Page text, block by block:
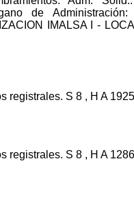
de
IMALSA I -
S 8 , H A
S 8 , H A